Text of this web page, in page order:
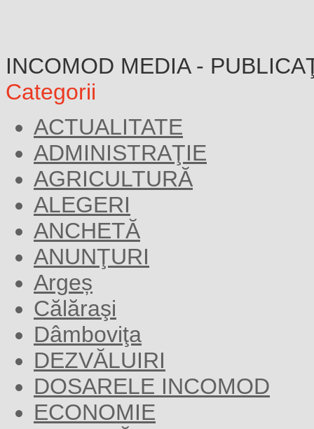
INCOMOD MEDIA -
Categorii
ACTUALITATE
ADMINISTRAŢIE
AGRICULTURĂ
ALEGERI
ANCHETĂ
ANUNŢURI
Argeș
Călăraşi
Dâmboviţa
DEZVĂLUIRI
DOSARELE INCOMOD
ECONOMIE